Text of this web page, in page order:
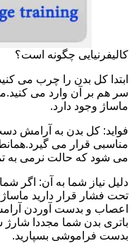
کالیفرنیایی چگونه است؟
ابتدا کل بدن را چرب می
سر هم بر آن وارد می
ماساژ وجود دارد.
فواید: کل بدن به آرامش
مناسبی قرار می
می شود که حالت نرمی به
دلیل نیاز شما به آن: اگر
تحت فشار قرار دارید ماساژ
اعصاب و بدست آوردن
باتری بدن شما مجددا شارژ
بدست فراموشی بسپارید.